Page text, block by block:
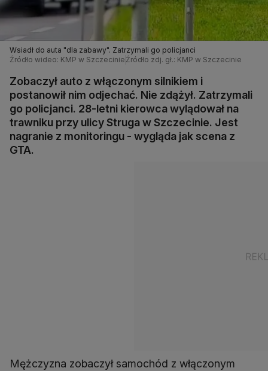
Wsiadł do auta "dla zabawy". Zatrzymali go policjanci
Źródło wideo: KMP w Szczecinie Źródło zdj. gł.: KMP w Szczecinie
Zobaczył auto z włączonym silnikiem i
postanowił nim odjechać. Nie zdążył. Zatrzymali
go policjanci. 28-letni kierowca wylądował na
trawniku przy ulicy Struga w Szczecinie. Jest
nagranie z monitoringu - wygląda jak scena z
GTA.
Mężczyzna zobaczył samochód z włączonym